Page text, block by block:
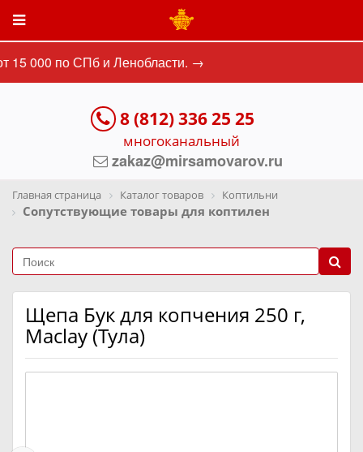
15 000 по СПб и Ленобласти. →
8 (812) 336 25 25
многоканальный
zakaz@mirsamovarov.ru
Главная страница Каталог товаров Коптильни
Сопутствующие товары для коптилен
Щепа Бук для копчения 250 г,
Maclay (Тула)